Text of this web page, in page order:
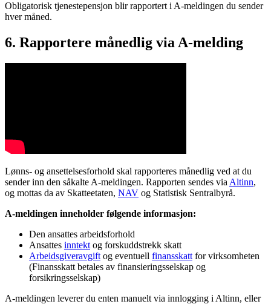
Obligatorisk tjenestepensjon blir rapportert i A-meldingen du sender
hver måned.
6. Rapportere månedlig via A-melding
Lønns- og ansettelsesforhold skal rapporteres månedlig ved at du
sender inn den såkalte A-meldingen. Rapporten sendes via Altinn,
og mottas da av Skatteetaten, NAV og Statistisk Sentralbyrå.
A-meldingen inneholder følgende informasjon:
Den ansattes arbeidsforhold
Ansattes inntekt og forskuddstrekk skatt
Arbeidsgiveravgift og eventuell finansskatt for virksomheten
(Finansskatt betales av finansieringsselskap og
forsikringsselskap)
A-meldingen leverer du enten manuelt via innlogging i Altinn, eller